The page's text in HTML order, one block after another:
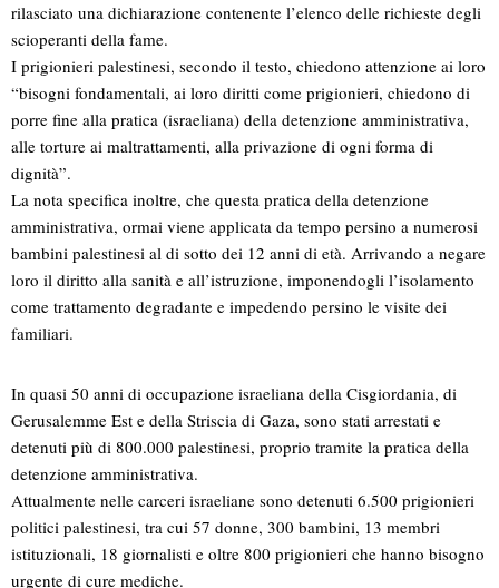
rilasciato una dichiarazione contenente l’elenco delle richieste degli
scioperanti della fame.
I prigionieri palestinesi, secondo il testo, chiedono attenzione ai loro
“bisogni fondamentali, ai loro diritti come prigionieri, chiedono di
porre fine alla pratica (israeliana) della detenzione amministrativa,
alle torture ai maltrattamenti, alla privazione di ogni forma di
dignità”.
La nota specifica inoltre, che questa pratica della detenzione
amministrativa, ormai viene applicata da tempo persino a numerosi
bambini palestinesi al di sotto dei 12 anni di età. Arrivando a negare
loro il diritto alla sanità e all’istruzione, imponendogli l’isolamento
come trattamento degradante e impedendo persino le visite dei
familiari.
In quasi 50 anni di occupazione israeliana della Cisgiordania, di
Gerusalemme Est e della Striscia di Gaza, sono stati arrestati e
detenuti più di 800.000 palestinesi, proprio tramite la pratica della
detenzione amministrativa.
Attualmente nelle carceri israeliane sono detenuti 6.500 prigionieri
politici palestinesi, tra cui 57 donne, 300 bambini, 13 membri
istituzionali, 18 giornalisti e oltre 800 prigionieri che hanno bisogno
urgente di cure mediche.